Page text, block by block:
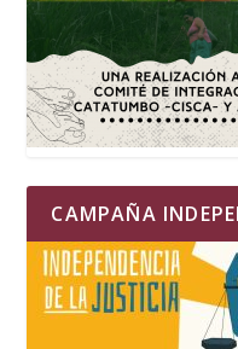
CAMPAÑA